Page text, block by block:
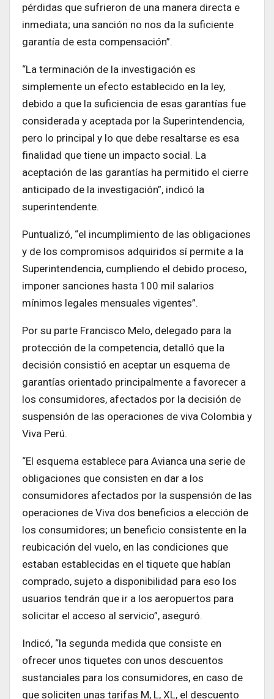
pérdidas que sufrieron de una manera directa e
inmediata; una sanción no nos da la suficiente
garantía de esta compensación”.
“La terminación de la investigación es
simplemente un efecto establecido en la ley,
debido a que la suficiencia de esas garantías fue
considerada y aceptada por la Superintendencia,
pero lo principal y lo que debe resaltarse es esa
finalidad que tiene un impacto social. La
aceptación de las garantías ha permitido el cierre
anticipado de la investigación”, indicó la
superintendente.
Puntualizó, “el incumplimiento de las obligaciones
y de los compromisos adquiridos sí permite a la
Superintendencia, cumpliendo el debido proceso,
imponer sanciones hasta 100 mil salarios
mínimos legales mensuales vigentes”.
Por su parte Francisco Melo, delegado para la
protección de la competencia, detalló que la
decisión consistió en aceptar un esquema de
garantías orientado principalmente a favorecer a
los consumidores, afectados por la decisión de
suspensión de las operaciones de viva Colombia y
Viva Perú.
“El esquema establece para Avianca una serie de
obligaciones que consisten en dar a los
consumidores afectados por la suspensión de las
operaciones de Viva dos beneficios a elección de
los consumidores; un beneficio consistente en la
reubicación del vuelo, en las condiciones que
estaban establecidas en el tiquete que habían
comprado, sujeto a disponibilidad para eso los
usuarios tendrán que ir a los aeropuertos para
solicitar el acceso al servicio”, aseguró.
Indicó, “la segunda medida que consiste en
ofrecer unos tiquetes con unos descuentos
sustanciales para los consumidores, en caso de
que soliciten unas tarifas M, L, XL, el descuento